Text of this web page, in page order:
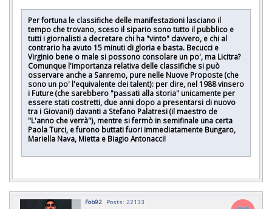
Per fortuna le classifiche delle manifestazioni lasciano il
tempo che trovano, sceso il sipario sono tutto il pubblico e
tutti i giornalisti a decretare chi ha "vinto" davvero, e chi al
contrario ha avuto 15 minuti di gloria e basta. Becucci e
Virginio bene o male si possono consolare un po', ma Licitra?
Comunque l'importanza relativa delle classifiche si può
osservare anche a Sanremo, pure nelle Nuove Proposte (che
sono un po' l'equivalente dei talent): per dire, nel 1988 vinsero
i Future (che sarebbero "passati alla storia" unicamente per
essere stati costretti, due anni dopo a presentarsi di nuovo
tra i Giovani!) davanti a Stefano Palatresi (il maestro de
"L'anno che verrà"), mentre si fermò in semifinale una certa
Paola Turci, e furono buttati fuori immediatamente Bungaro,
Mariella Nava, Mietta e Biagio Antonacci!
Fob92 Posts: 22133